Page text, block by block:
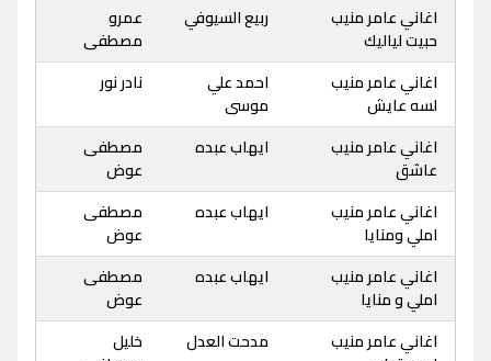
اغاني عامر منيب
حبيت لياليك
ربيع السيوفي
عمرو
مصطفى
اغاني عامر منيب
لسه عايش
احمد علي
موسى
نادر نور
اغاني عامر منيب
عاشق
ايهاب عبده
مصطفى
عوض
اغاني عامر منيب
املي ومنايا
ايهاب عبده
مصطفى
عوض
اغاني عامر منيب
املي و منايا
ايهاب عبده
مصطفى
عوض
اغاني عامر منيب
مدحت العدل
خليل